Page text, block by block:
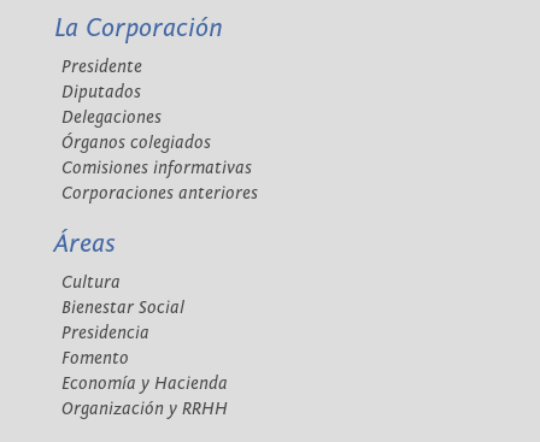
La Corporación
Presidente
Diputados
Delegaciones
Órganos colegiados
Comisiones informativas
Corporaciones anteriores
Áreas
Cultura
Bienestar Social
Presidencia
Fomento
Economía y Hacienda
Organización y RRHH